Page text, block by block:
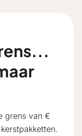
grens van €